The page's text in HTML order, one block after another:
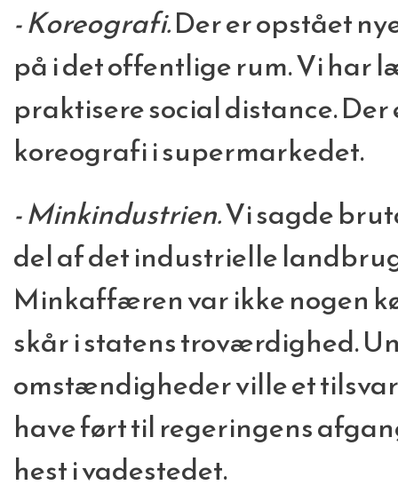
- Koreografi.Der er opstået
på i det offentlige rum. Vi har
praktisere social distance.
koreografi i supermarkedet.
- Minkindustrien.Vi sagde
del af det industrielle
Minkaffæren var ikke nogen
skår i statens troværdighed.
omstændigheder ville et
have ført til regeringens
hest i vadestedet.